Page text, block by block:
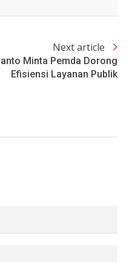
Next article
Minta Pemda Dorong
Efisiensi Layanan Publik